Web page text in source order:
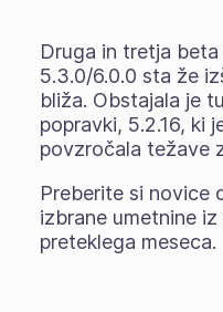
Druga in tretja
5.3.0/6.0.0 sta že
bliža. Obstajala je
popravki, 5.2.16, ki
povzročala težave
Preberite si novice
izbrane umetnine
preteklega meseca.